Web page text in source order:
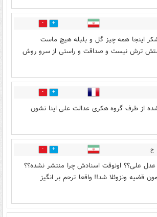
11
شکر اینجا همه چیز گل و بلبله هیچ ماست
ترش نیست و صداقت و راستی از سرو روش
8
از طرف گروه هکری عدالت علی اینا نشون
ح 1
علی؟؟ اونوقت اسنادش چرا منتشر نشده؟؟
قضیه ونزوئلا شد!! واقعا ترحم بر انگیز